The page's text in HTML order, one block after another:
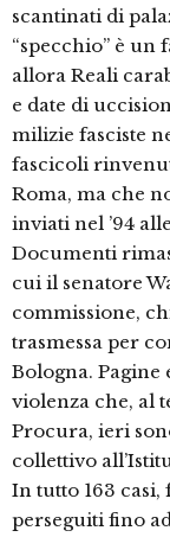
scantinati di
“specchio” è un
allora Reali
e date di
milizie fasciste
fascicoli
Roma, ma che
inviati nel ’94
Documenti
cui il senatore
commissione,
trasmessa per
Bologna.
violenza che, al
Procura, ieri
collettivo
In tutto 163
perseguiti fino